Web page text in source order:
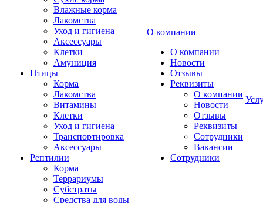
Влажные корма
Лакомства
Уход и гигиена
Аксессуары
Клетки
Амуниция
Птицы
Корма
Лакомства
Витамины
Клетки
Уход и гигиена
Транспортировка
Аксессуары
Рептилии
Корма
Террариумы
Субстраты
Средства для воды
О компании
О компании
Новости
Отзывы
Реквизиты
О компании
Новости
Отзывы
Реквизиты
Сотрудники
Вакансии
Сотрудники